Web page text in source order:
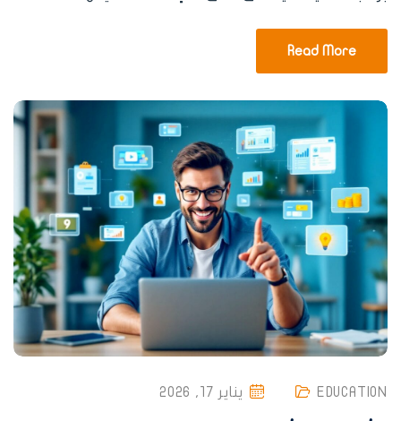
Read More
EDUCATION يناير 17, 2026